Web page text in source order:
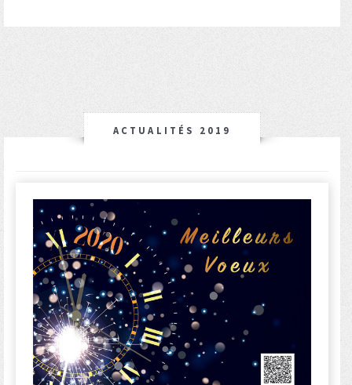
ACTUALITÉS 2019